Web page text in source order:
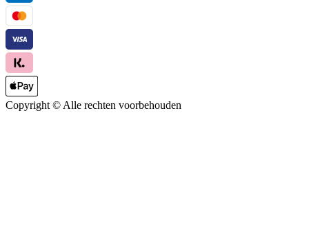
Copyright © Alle rechten voorbehouden